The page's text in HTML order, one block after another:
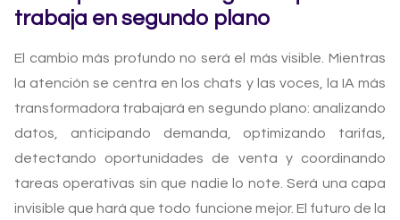
trabaja en segundo plano
El cambio más profundo no será el más visible. Mientras
la atención se centra en los chats y las voces, la IA más
transformadora trabajará en segundo plano: analizando
datos, anticipando demanda, optimizando tarifas,
detectando oportunidades de venta y coordinando
tareas operativas sin que nadie lo note. Será una capa
invisible que hará que todo funcione mejor. El futuro de la